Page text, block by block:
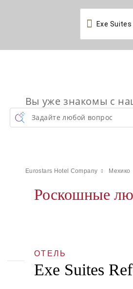

Вы уже знакомы с
Задайте любой вопрос
Eurostars Hotel Company Мехико
Роскошные
ОТЕЛЬ
Exe Suites